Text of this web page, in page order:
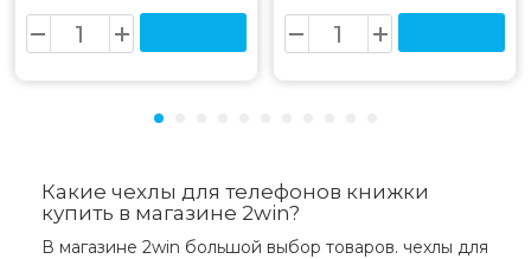
Какие чехлы для телефонов книжки
купить в магазине 2win?
В магазине 2win большой выбор товаров. чехлы для